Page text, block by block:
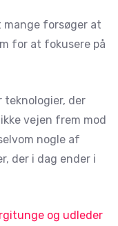
mange forsøger at
for at fokusere på
teknologier, der
vejen frem mod
nogle af
der i dag ender i
og udleder